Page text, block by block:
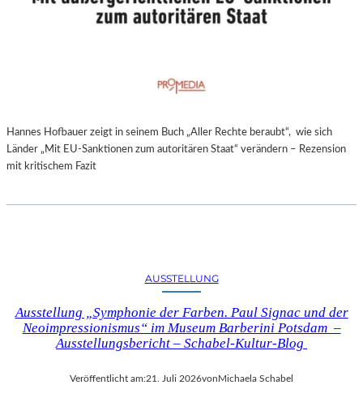
Hannes Hofbauer zeigt in seinem Buch „Aller Rechte beraubt“, wie sich
Länder „Mit EU-Sanktionen zum autoritären Staat“ verändern – Rezension
mit kritischem Fazit
AUSSTELLUNG
Ausstellung „Symphonie der Farben. Paul Signac und der
Neoimpressionismus“ im Museum Barberini Potsdam –
Ausstellungsbericht – Schabel-Kultur-Blog
Veröffentlicht am:21. Juli 2026vonMichaela Schabel